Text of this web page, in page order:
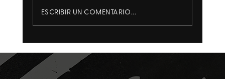
marcaron el 2025
ESCRIBIR UN COMENTARIO...